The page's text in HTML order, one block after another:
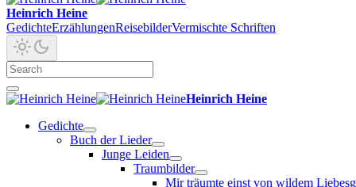
Heinrich Heine
GedichteErzählungenReisebilderVermischte Schriften
Heinrich Heine
Gedichte
Buch der Lieder
Junge Leiden
Traumbilder
Mir träumte einst von wildem